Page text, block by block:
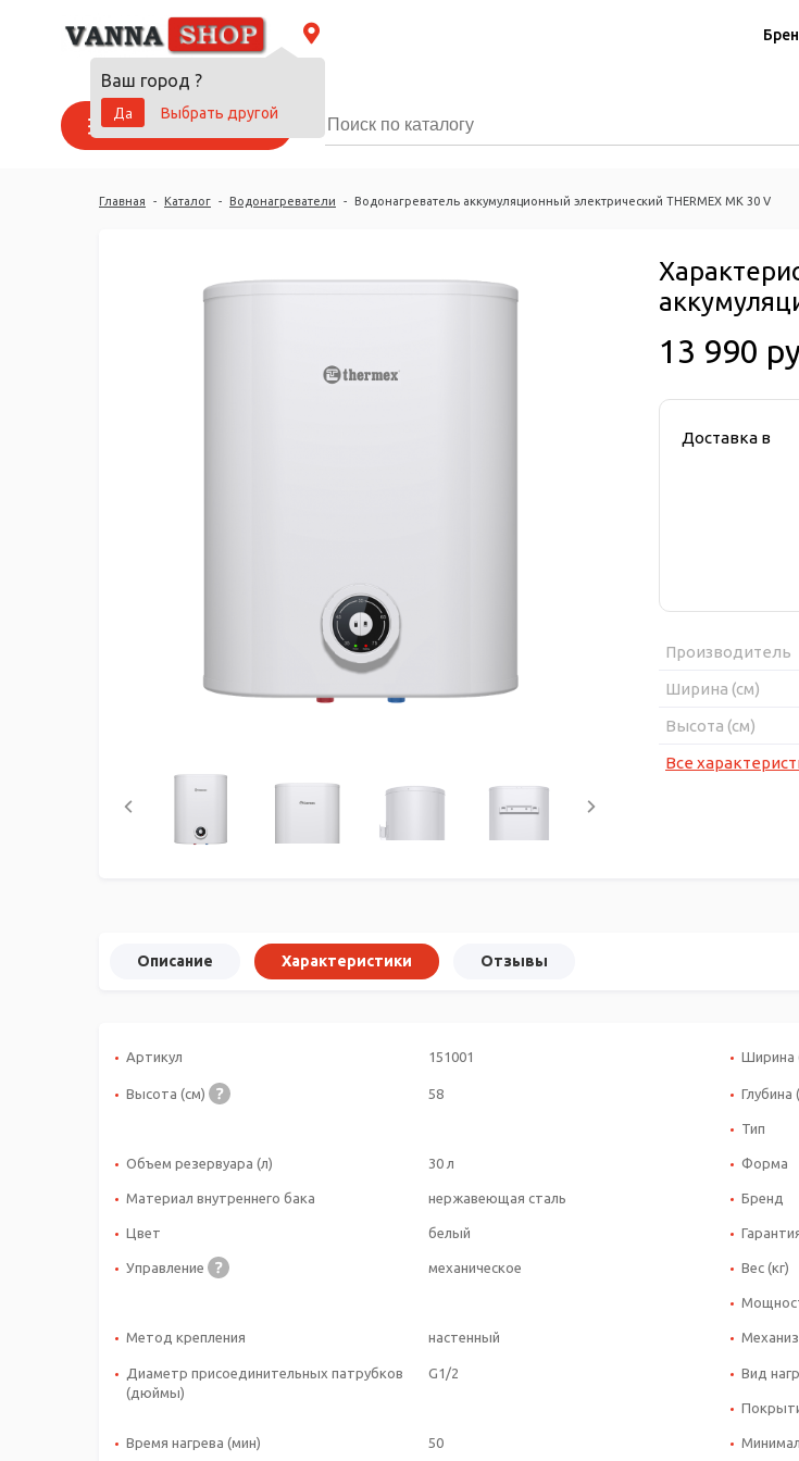
Ваш город ?
Да
Выбрать другой
Каталог товаров
Главная - Каталог - Водонагреватели - Водонагреватель аккумуляционный электрический THERMEX MK 30 V
13 990
Доставка в
Производитель
Ширина (см)
Высота (см)
Все
Описание Характеристики Отзывы
Артикул 151001 Ширина
Высота (см) 58 Глубина
Тип
Объем резервуара (л) 30 л Форма
Материал внутреннего бака нержавеющая сталь Бренд
Цвет белый
Управление механическое Вес (кг)
Метод крепления настенный
Диаметр присоединительных патрубков
(дюймы)
G1/2 Вид
Время нагрева (мин) 50